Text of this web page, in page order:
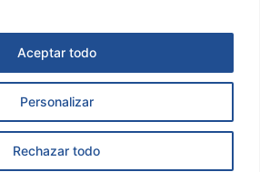
Personalizar
Rechazar todo
Aceptar todo
& García © 2025
Página Web creada por
S4B Group.
Información